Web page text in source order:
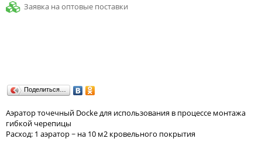
Заявка на оптовые поставки
Поделиться…
Аэратор точечный Docke для использования в процессе монтажа
гибкой черепицы
Расход: 1 аэратор ~ на 10 м2 кровельного покрытия